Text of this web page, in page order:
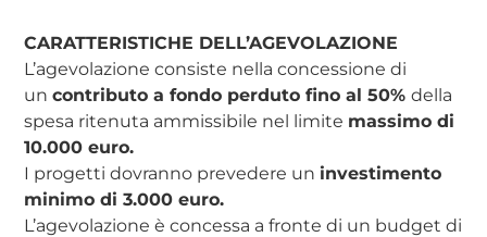
CARATTERISTICHE DELL’AGEVOLAZIONE
L’agevolazione consiste nella concessione di
uncontributo a fondo perduto fino al 50%della
spesa ritenuta ammissibile nel limite massimo di
10.000 euro.
I progetti dovranno prevedere un investimento
minimo di 3.000 euro.
L’agevolazione è concessa a fronte di un budget di